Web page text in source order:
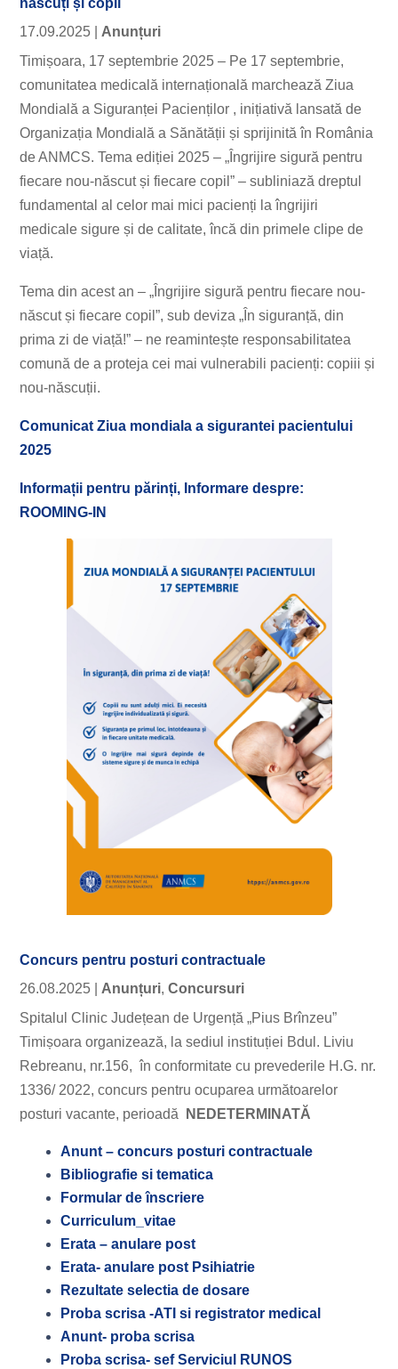
născuți și copii
17.09.2025
Anunțuri
Timișoara, 17 septembrie 2025 – Pe 17 septembrie,
comunitatea medicală internațională marchează Ziua
Mondială a Siguranței Pacienților , inițiativă lansată de
Organizația Mondială a Sănătății și sprijinită în România
de ANMCS. Tema ediției 2025 – „Îngrijire sigură pentru
fiecare nou-născut și fiecare copil” – subliniază dreptul
fundamental al celor mai mici pacienți la îngrijiri
medicale sigure și de calitate, încă din primele clipe de
viață.
Tema din acest an – „Îngrijire sigură pentru fiecare nou-
născut și fiecare copil”, sub deviza „În siguranță, din
prima zi de viață!” – ne reamintește responsabilitatea
comună de a proteja cei mai vulnerabili pacienți: copiii și
nou-născuții.
Comunicat Ziua mondiala a sigurantei pacientului
2025
Informații pentru părinți, Informare despre:
ROOMING-IN
Concurs pentru posturi contractuale
26.08.2025
Anunțuri,Concursuri
Spitalul Clinic Județean de Urgență „Pius Brînzeu”
Timișoara organizează, la sediul instituției Bdul. Liviu
Rebreanu, nr.156, în conformitate cu prevederile H.G. nr.
1336/ 2022, concurs pentru ocuparea următoarelor
posturi vacante, perioadă NEDETERMINATĂ
Anunt – concurs posturi contractuale
Bibliografie si tematica
Formular de înscriere
Curriculum_vitae
Erata – anulare post
Erata- anulare post Psihiatrie
Rezultate selectia de dosare
Proba scrisa -ATI si registrator medical
Anunt- proba scrisa
Proba scrisa- sef Serviciul RUNOS